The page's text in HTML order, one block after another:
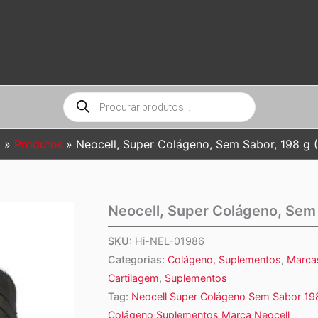
Pesquisar
produtos
Produtos Neocell, Super Colágeno, Sem Sabor, 198 g
Neocell, Super Colágeno,
SKU: Hi-NEL-01986
Categorias: Colágeno, Suplementos,
Cartilagem, Suplementos
Tag: Neocell Super Colágeno Sem Sabor
Colágeno Suplementos Marca Neocell